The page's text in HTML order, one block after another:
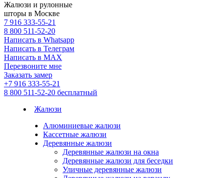
Жалюзи и рулонные
шторы в Москве
7 916 333-55-21
8 800 511-52-20
Написать в Whatsapp
Написать в Телеграм
Написать в MAX
Перезвоните мне
Заказать замер
+7 916 333-55-21
8 800 511-52-20 бесплатный
Жалюзи
Алюминиевые жалюзи
Кассетные жалюзи
Деревянные жалюзи
Деревянные жалюзи на окна
Деревянные жалюзи для беседки
Уличные деревянные жалюзи